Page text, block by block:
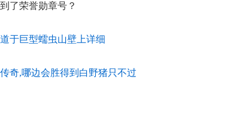
了荣誉勋章号？
于巨型蠕虫山壁上详细
奇,哪边会胜得到白野猪只不过